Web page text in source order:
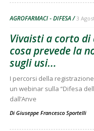
AGROFARMACI - DIFESA 3
Vivaisti a corto
cosa prevede la
sugli usi...
I percorsi della
un webinar sulla “Difesa
dall’Anve
Di Giuseppe Francesco Sportelli